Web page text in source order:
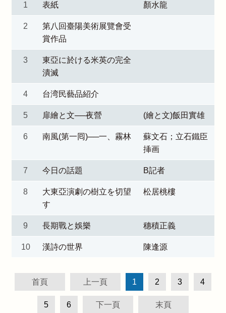
1 表紙 顏水龍
2
第八回臺陽美術展覽會受
賞作品
3
東亞に於ける米英の完全
潰滅
4 台湾民藝品紹介
5 扉繪と文──夜營 (繪と文)飯田實雄
6 南風(第一囘)──一、霧林
蘇文石；立石鐵臣
挿画
7 今日の話題 B記者
8
大東亞演劇の樹立を切望
す
松居桃樓
9 長期戰と娛樂 穗積正義
10 漢詩の世界 陳逢源
首頁 上一頁 1 2 3 4
5 6 下一頁 末頁